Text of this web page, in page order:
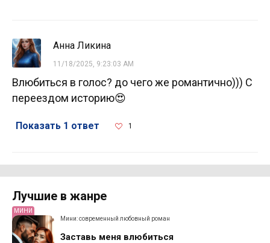
Анна Ликина
11/18/2025, 9:23:03 AM
Влюбиться в голос? до чего же романтично))) С
переездом историю😍
Показать 1 ответ 1
Лучшие в жанре
МИНИ
Мини: современный любовный роман
Заставь меня влюбиться